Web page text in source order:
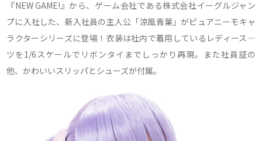
『NEW GAME!』から、ゲーム会社である株式会社イーグルジャン
プに入社した、新入社員の主人公「涼風青葉」がピュアニーモキャ
ラクターシリーズに登場！衣装は社内で着用しているレディース―
ツを1/6スケールでリボンタイまでしっかり再現。また社員証の
他、かわいいスリッパとシューズが付属。